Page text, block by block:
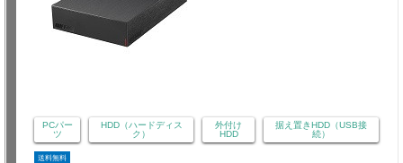
PCパー
ツ
HDD（ハードディス
ク）
外付け
HDD
据え置きHDD（USB接
続）
送料無料